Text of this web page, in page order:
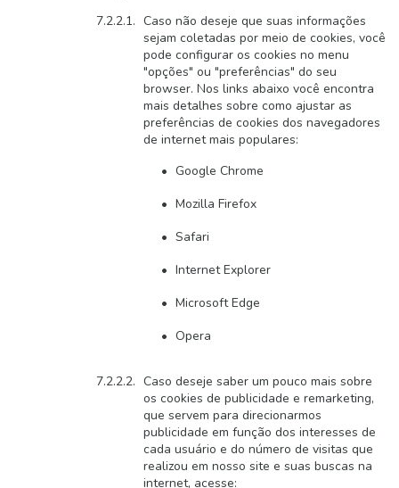
Caso não deseje que suas informações
sejam coletadas por meio de cookies, você
pode configurar os cookies no menu
"opções" ou "preferências" do seu
browser. Nos links abaixo você encontra
mais detalhes sobre como ajustar as
preferências de cookies dos navegadores
de internet mais populares:
Google Chrome
Mozilla Firefox
Safari
Internet Explorer
Microsoft Edge
Opera
Caso deseje saber um pouco mais sobre
os cookies de publicidade e remarketing,
que servem para direcionarmos
publicidade em função dos interesses de
cada usuário e do número de visitas que
realizou em nosso site e suas buscas na
internet, acesse: